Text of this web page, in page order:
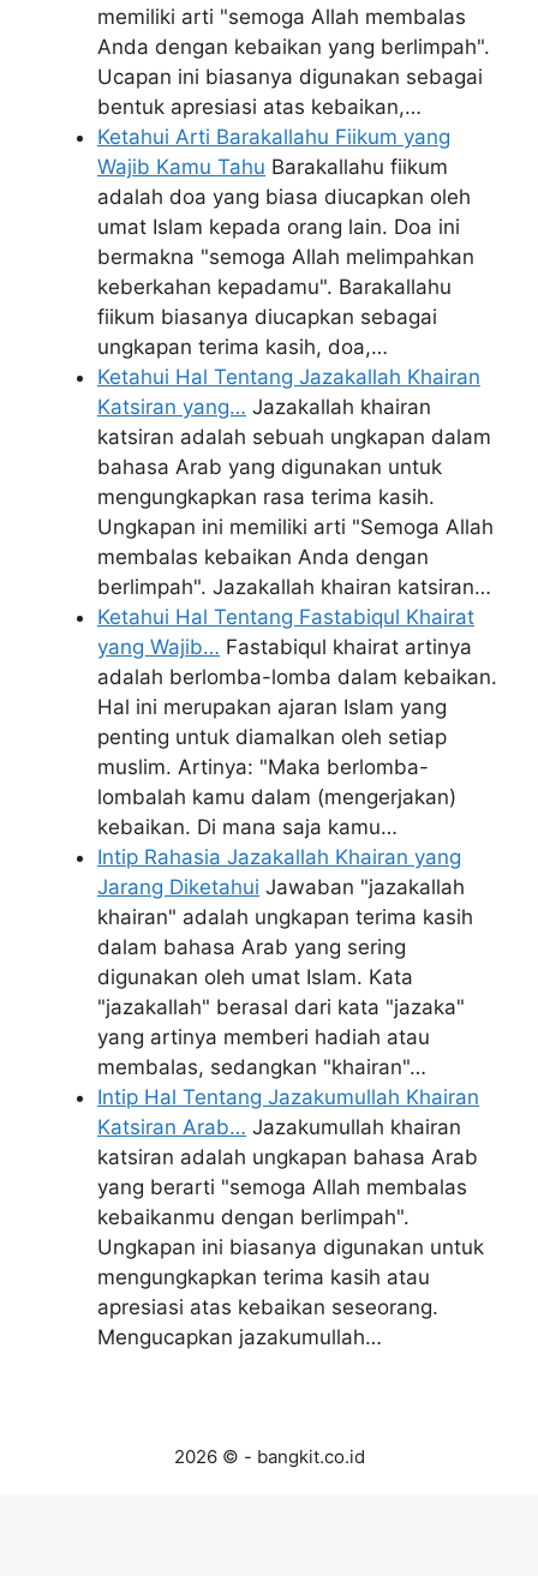
memiliki arti "semoga Allah membalas
Anda dengan kebaikan yang berlimpah".
Ucapan ini biasanya digunakan sebagai
bentuk apresiasi atas kebaikan,…
Ketahui Arti Barakallahu Fiikum yang
Wajib Kamu Tahu Barakallahu fiikum
adalah doa yang biasa diucapkan oleh
umat Islam kepada orang lain. Doa ini
bermakna "semoga Allah melimpahkan
keberkahan kepadamu". Barakallahu
fiikum biasanya diucapkan sebagai
ungkapan terima kasih, doa,…
Ketahui Hal Tentang Jazakallah Khairan
Katsiran yang… Jazakallah khairan
katsiran adalah sebuah ungkapan dalam
bahasa Arab yang digunakan untuk
mengungkapkan rasa terima kasih.
Ungkapan ini memiliki arti "Semoga Allah
membalas kebaikan Anda dengan
berlimpah". Jazakallah khairan katsiran…
Ketahui Hal Tentang Fastabiqul Khairat
yang Wajib… Fastabiqul khairat artinya
adalah berlomba-lomba dalam kebaikan.
Hal ini merupakan ajaran Islam yang
penting untuk diamalkan oleh setiap
muslim. Artinya: "Maka berlomba-
lombalah kamu dalam (mengerjakan)
kebaikan. Di mana saja kamu…
Intip Rahasia Jazakallah Khairan yang
Jarang Diketahui Jawaban "jazakallah
khairan" adalah ungkapan terima kasih
dalam bahasa Arab yang sering
digunakan oleh umat Islam. Kata
"jazakallah" berasal dari kata "jazaka"
yang artinya memberi hadiah atau
membalas, sedangkan "khairan"…
Intip Hal Tentang Jazakumullah Khairan
Katsiran Arab… Jazakumullah khairan
katsiran adalah ungkapan bahasa Arab
yang berarti "semoga Allah membalas
kebaikanmu dengan berlimpah".
Ungkapan ini biasanya digunakan untuk
mengungkapkan terima kasih atau
apresiasi atas kebaikan seseorang.
Mengucapkan jazakumullah…
2026 © - bangkit.co.id